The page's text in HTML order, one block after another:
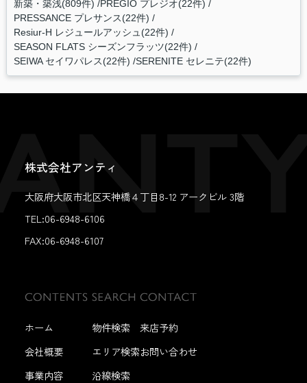
新築・築浅(809件) PREGIO プレジオ(22件)
PRESSANCE プレサンス(22件)
Resiur-H レジュールアッシュ(22件)
SEASON FLATS シーズンフラッツ(22件)
SEIWA セイワパレス(22件) SERENITE セレニテ(22件)
株式会社アンティ
大阪府大阪市北区天神橋４丁目8-12 アークビル 3階
TEL:06-6948-6106
FAX:06-6948-6107
ホーム
会社概要
事業内容
物件検索
エリア検索
沿線検索
来店予約
お問い合わせ